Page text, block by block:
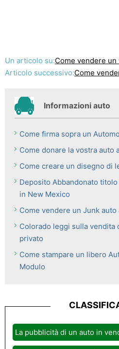
Un articolo su:Come vendere
Articolo successivo:Come
Informazioni auto
Come firma sopra un
Come donare la vostra auto
Come creare un disegno di
Deposito Abbandonato
in New Mexico
Come vendere un Junk
Colorado leggi sulla vendita
privato
Come stampare un libero
Modulo
La pubblicità di un auto in